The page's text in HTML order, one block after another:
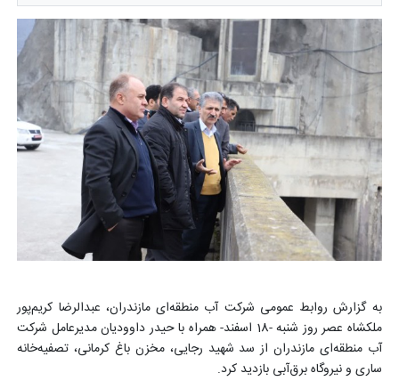
به گزارش روابط عمومی شرکت آب منطقه‌ای مازندران، عبدالرضا کریم‌پور
ملکشاه عصر روز شنبه -18 اسفند- همراه با حیدر داوودیان مدیرعامل شرکت
آب منطقه‌ای مازندران از سد شهید رجایی، مخزن باغ کرمانی، تصفیه‌خانه
ساری و نیروگاه برق‌آبی بازدید کرد.